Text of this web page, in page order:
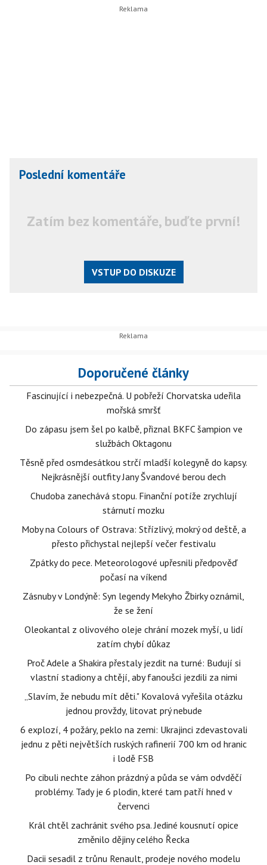
Poslední komentáře
Zatím bez komentáře, buďte první!
VSTUP DO DISKUZE
Doporučené články
Fascinující i nebezpečná. U pobřeží Chorvatska udeřila
mořská smršť
Do zápasu jsem šel po kalbě, přiznal BKFC šampion ve
službách Oktagonu
Těsně před osmdesátkou strčí mladší kolegyně do kapsy.
Nejkrásnější outfity Jany Švandové berou dech
Chudoba zanechává stopu. Finanční potíže zrychlují
stárnutí mozku
Moby na Colours of Ostrava: Střízlivý, mokrý od deště, a
přesto přichystal nejlepší večer festivalu
Zpátky do pece. Meteorologové upřesnili předpověď
počasí na víkend
Zásnuby v Londýně: Syn legendy Mekyho Žbirky oznámil,
že se žení
Oleokantal z olivového oleje chrání mozek myší, u lidí
zatím chybí důkaz
Proč Adele a Shakira přestaly jezdit na turné: Budují si
vlastní stadiony a chtějí, aby fanoušci jezdili za nimi
„Slavím, že nebudu mít děti." Kovalová vyřešila otázku
jednou provždy, litovat prý nebude
6 explozí, 4 požáry, peklo na zemi: Ukrajinci zdevastovali
jednu z pěti největších ruských rafinerií 700 km od hranic
i lodě FSB
Po cibuli nechte záhon prázdný a půda se vám odvděčí
problémy. Tady je 6 plodin, které tam patří hned v
červenci
Král chtěl zachránit svého psa. Jediné kousnutí opice
změnilo dějiny celého Řecka
Dacii sesadil z trůnu Renault, prodeje nového modelu